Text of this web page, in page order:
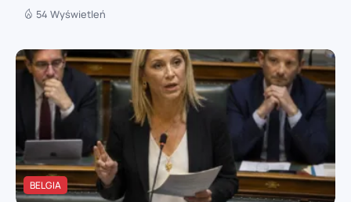
54 Wyświetleń
BELGIA